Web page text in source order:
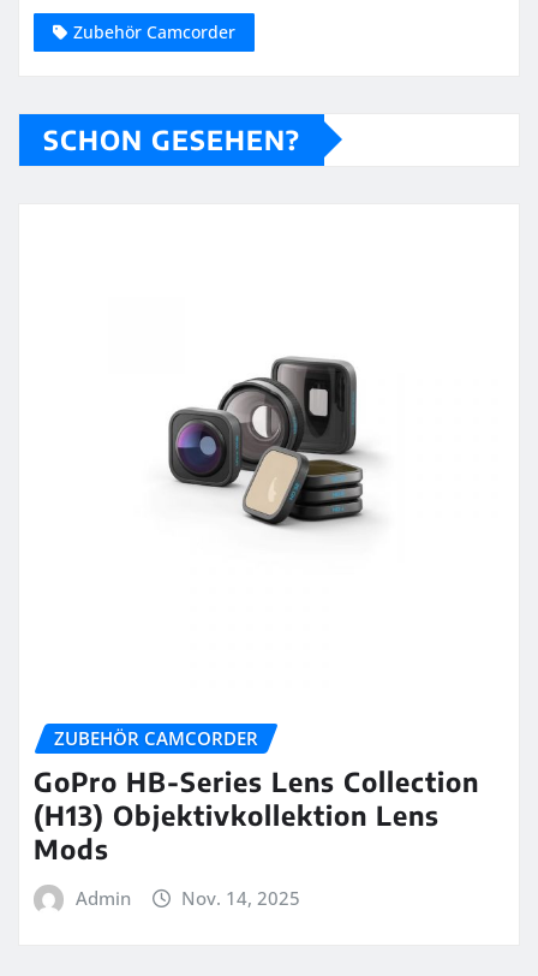
Zubehör Camcorder
SCHON GESEHEN?
ZUBEHÖR CAMCORDER
GoPro HB-Series Lens Collection
(H13) Objektivkollektion Lens
Mods
Admin Nov. 14, 2025